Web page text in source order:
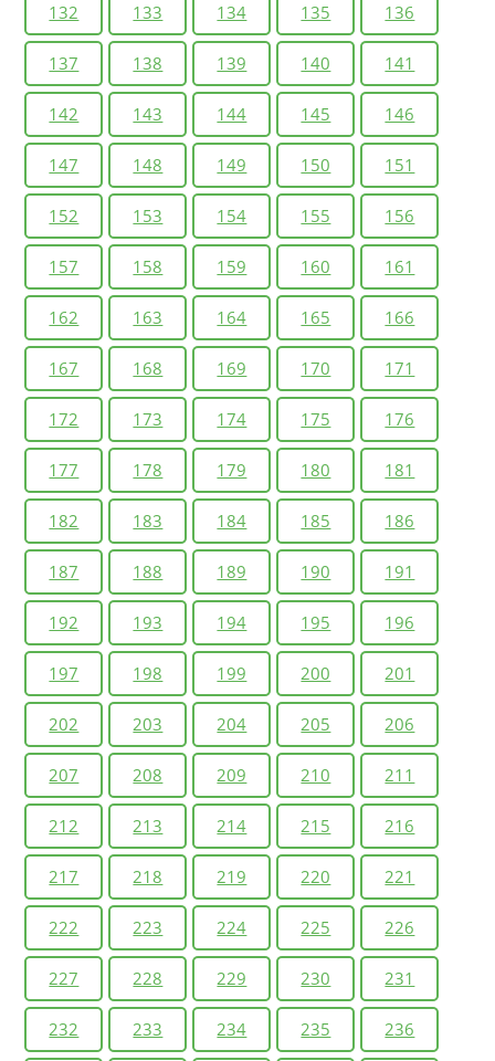
132 133 134 135 136
137 138 139 140 141
142 143 144 145 146
147 148 149 150 151
152 153 154 155 156
157 158 159 160 161
162 163 164 165 166
167 168 169 170 171
172 173 174 175 176
177 178 179 180 181
182 183 184 185 186
187 188 189 190 191
192 193 194 195 196
197 198 199 200 201
202 203 204 205 206
207 208 209 210 211
212 213 214 215 216
217 218 219 220 221
222 223 224 225 226
227 228 229 230 231
232 233 234 235 236